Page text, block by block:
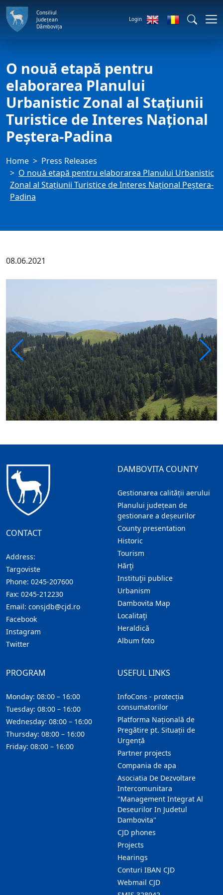
Consiliul
Județean
Dâmbovița
Login
O nouă etapă pentru
elaborarea Planului
Urbanistic Zonal al Stațiunii
Turistice de Interes Național
Peștera-Padina
Home
Press Releases
O nouă etapă pentru elaborarea Planului Urbanistic
Zonal al Stațiunii Turistice de Interes Național Peștera-
Padina
08.06.2021
CONTACT
Address:
Targoviste
Phone: 0245-207600
Fax: 0245-212230
Email: consjdb@cjd.ro
Facebook
Instagram
Twitter
DAMBOVITA COUNTY
Gestionarea calității aerului
Planului județean de
gestionare a deșeurilor
County presentation
Historic
Tourism
Hărţi
Instituţii publice
Urbanism
Dambovita Map
Localitaţi
Heraldică
Album foto
USEFUL LINKS
InfoCons - protecția
consumatorilor
Platforma Națională de
Pregătire pt. Situații de
Urgență
Partner projects
Compania de apa
Asociatia De Dezvoltare
Intercomunitara
"Management Integrat Al
Deseurilor In Judetul
Dambovita"
CJD phones
Projects
Hearings
Conturi IBAN CJD
Webmail CJD
PROGRAM
Monday: 08:00 – 16:00
Tuesday: 08:00 – 16:00
Wednesday: 08:00 – 16:00
Thursday: 08:00 – 16:00
Friday: 08:00 – 16:00